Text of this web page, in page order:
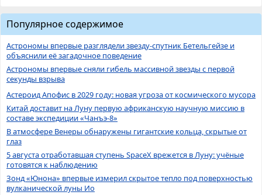
Популярное содержимое
Астрономы впервые разглядели звезду-спутник Бетельгейзе и
объяснили её загадочное поведение
Астрономы впервые сняли гибель массивной звезды с первой
секунды взрыва
Астероид Апофис в 2029 году: новая угроза от космического мусора
Китай доставит на Луну первую африканскую научную миссию в
составе экспедиции «Чанъэ-8»
В атмосфере Венеры обнаружены гигантские кольца, скрытые от
глаз
5 августа отработавшая ступень SpaceX врежется в Луну: учёные
готовятся к наблюдению
Зонд «Юнона» впервые измерил скрытое тепло под поверхностью
вулканической луны Ио